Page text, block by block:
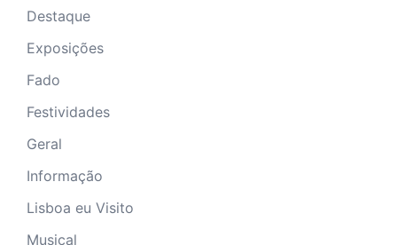
Destaque
Exposições
Fado
Festividades
Geral
Informação
Lisboa eu Visito
Musical